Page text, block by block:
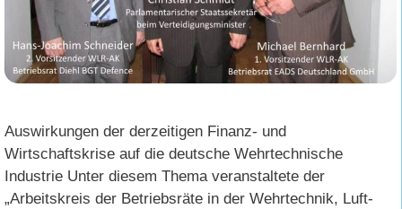
Auswirkungen der derzeitigen Finanz- und
Wirtschaftskrise auf die deutsche Wehrtechnische
Industrie Unter diesem Thema veranstaltete der
„Arbeitskreis der Betriebsräte in der Wehrtechnik, Luft-